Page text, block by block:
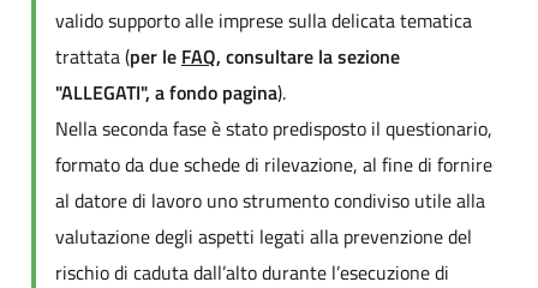
valido supporto alle imprese sulla delicata tematica
trattata (per le FAQ, consultare la sezione
"ALLEGATI", a fondo pagina).
Nella seconda fase è stato predisposto il questionario,
formato da due schede di rilevazione, al fine di fornire
al datore di lavoro uno strumento condiviso utile alla
valutazione degli aspetti legati alla prevenzione del
rischio di caduta dall’alto durante l’esecuzione di